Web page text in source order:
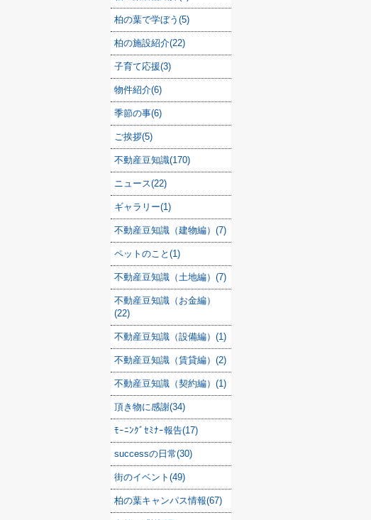
柏の葉で学ぼう(5)
柏の施設紹介(22)
子育て応援(3)
物件紹介(6)
季節の事(6)
ご挨拶(5)
不動産豆知識(170)
ニュース(22)
ギャラリー(1)
不動産豆知識（建物編）(7)
ペットのこと(1)
不動産豆知識（土地編）(7)
不動産豆知識（お金編）
(22)
不動産豆知識（設備編）(1)
不動産豆知識（賃貸編）(2)
不動産豆知識（契約編）(1)
頂き物に感謝(34)
ﾓｰﾆﾝｸﾞｾﾐﾅｰ報告(17)
successの日常(30)
街のイベント(49)
柏の葉キャンパス情報(67)